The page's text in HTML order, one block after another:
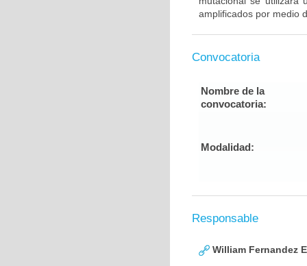
amplificados por medio
Convocatoria
Nombre de la
convocatoria:
Modalidad:
Responsable
William Fernandez